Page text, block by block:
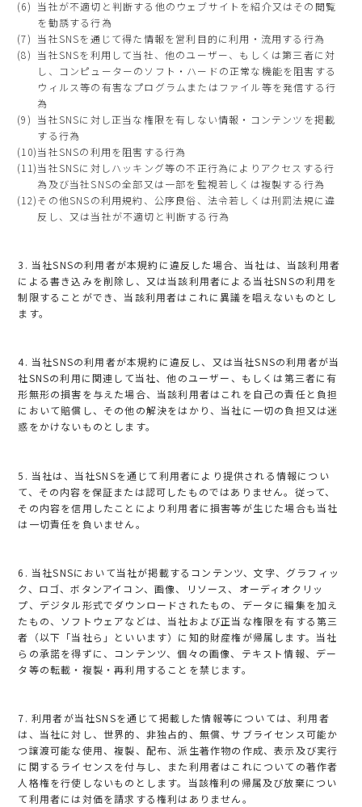
当社が不適切と判断する他のウェブサイトを紹介又はその閲覧
を勧誘する行為
当社SNSを通じて得た情報を営利目的に利用・流用する行為
当社SNSを利用して当社、他のユーザー、もしくは第三者に対
し、コンピューターのソフト・ハードの正常な機能を阻害する
ウィルス等の有害なプログラムまたはファイル等を発信する行
為
当社SNSに対し正当な権限を有しない情報・コンテンツを掲載
する行為
当社SNSの利用を阻害する行為
当社SNSに対しハッキング等の不正行為によりアクセスする行
為及び当社SNSの全部又は一部を監視若しくは複製する行為
その他SNSの利用規約、公序良俗、法令若しくは刑罰法規に違
反し、又は当社が不適切と判断する行為
3. 当社SNSの利用者が本規約に違反した場合、当社は、当該利用者
による書き込みを削除し、又は当該利用者による当社SNSの利用を
制限することができ、当該利用者はこれに異議を唱えないものとし
ます。
4. 当社SNSの利用者が本規約に違反し、又は当社SNSの利用者が当
社SNSの利用に関連して当社、他のユーザー、もしくは第三者に有
形無形の損害を与えた場合、当該利用者はこれを自己の責任と負担
において賠償し、その他の解決をはかり、当社に一切の負担又は迷
惑をかけないものとします。
5. 当社は、当社SNSを通じて利用者により提供される情報につい
て、その内容を保証または認可したものではありません。従って、
その内容を信用したことにより利用者に損害等が生じた場合も当社
は一切責任を負いません。
6. 当社SNSにおいて当社が掲載するコンテンツ、文字、グラフィッ
ク、ロゴ、ボタンアイコン、画像、リソース、オーディオクリッ
プ、デジタル形式でダウンロードされたもの、データに編集を加え
たもの、ソフトウェアなどは、当社および正当な権限を有する第三
者（以下「当社ら」といいます）に知的財産権が帰属します。当社
らの承諾を得ずに、コンテンツ、個々の画像、テキスト情報、デー
タ等の転載・複製・再利用することを禁じます。
7. 利用者が当社SNSを通じて掲載した情報等については、利用者
は、当社に対し、世界的、非独占的、無償、サブライセンス可能か
つ譲渡可能な使用、複製、配布、派生著作物の作成、表示及び実行
に関するライセンスを付与し、また利用者はこれについての著作者
人格権を行使しないものとします。当該権利の帰属及び放棄につい
て利用者には対価を請求する権利はありません。